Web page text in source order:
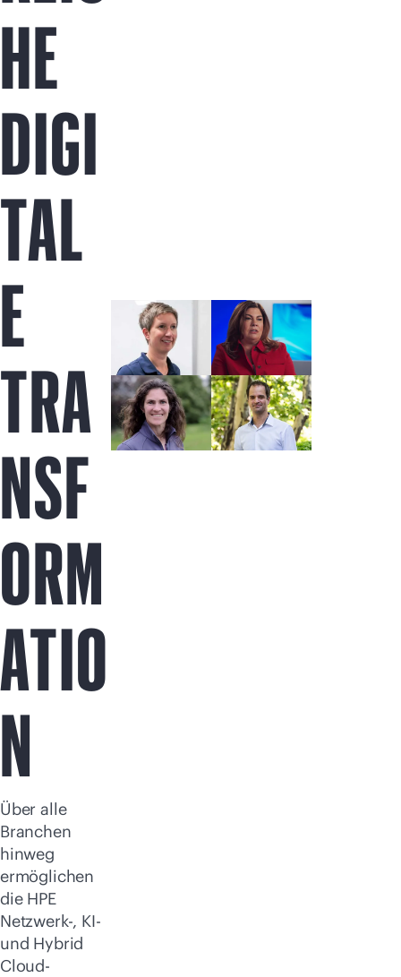
HE
DIGI
TAL
E
TRA
NSF
ORM
ATIO
N
Über alle
Branchen
hinweg
ermöglichen
die HPE
Netzwerk-, KI-
und Hybrid
Cloud-